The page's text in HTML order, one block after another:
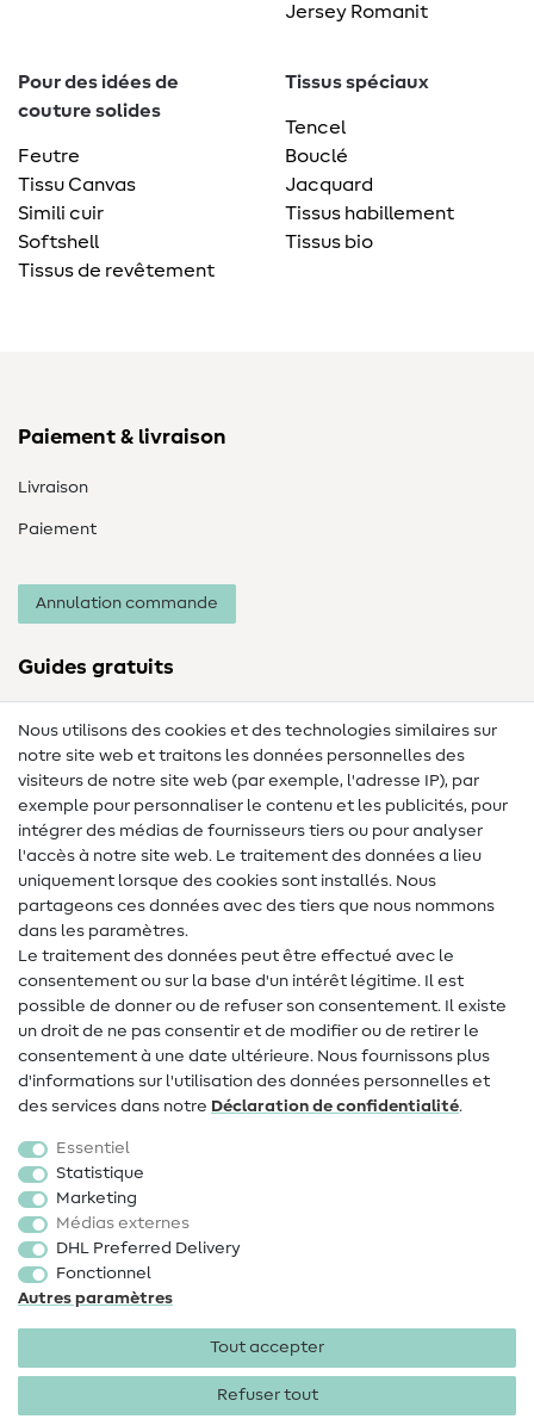
Jersey Romanit
Pour des idées de
couture solides
Feutre
Tissu Canvas
Simili cuir
Softshell
Tissus de revêtement
Tissus spéciaux
Tencel
Bouclé
Jacquard
Tissus habillement
Tissus bio
Paiement & livraison
Livraison
Paiement
Annulation commande
Guides gratuits
Lexique de couture
Tutos de couture
Aide & contact
Contact
Changement de propriétaire
FAQ
Droit de rétractation
Populaire
Accessoires de couture
Promotions
Nous utilisons des cookies et des technologies similaires sur
notre site web et traitons les données personnelles des
visiteurs de notre site web (par exemple, l'adresse IP), par
exemple pour personnaliser le contenu et les publicités, pour
intégrer des médias de fournisseurs tiers ou pour analyser
l'accès à notre site web. Le traitement des données a lieu
uniquement lorsque des cookies sont installés. Nous
partageons ces données avec des tiers que nous nommons
dans les paramètres.
Le traitement des données peut être effectué avec le
consentement ou sur la base d'un intérêt légitime. Il est
possible de donner ou de refuser son consentement. Il existe
un droit de ne pas consentir et de modifier ou de retirer le
consentement à une date ultérieure. Nous fournissons plus
d'informations sur l'utilisation des données personnelles et
des services dans notre Déclaration de confidentialité.
Essentiel
Statistique
Marketing
Médias externes
DHL Preferred Delivery
Fonctionnel
Autres paramètres
Tout accepter
Refuser tout
Mentions légales Protection des données CGV
Droit